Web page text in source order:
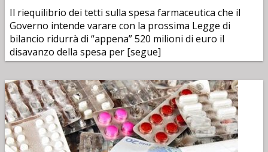
Il riequilibrio dei tetti sulla spesa farmaceutica che il
Governo intende varare con la prossima Legge di
bilancio ridurrà di “appena” 520 milioni di euro il
disavanzo della spesa per [segue]